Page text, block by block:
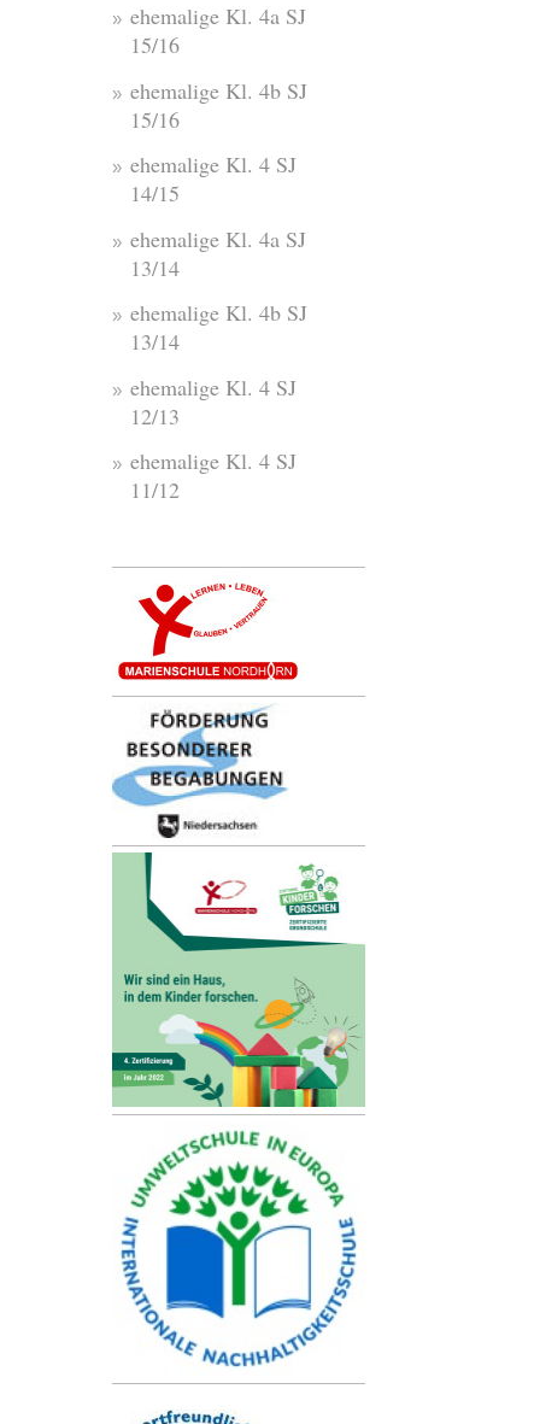
ehemalige Kl. 4a SJ
15/16
ehemalige Kl. 4b SJ
15/16
ehemalige Kl. 4 SJ
14/15
ehemalige Kl. 4a SJ
13/14
ehemalige Kl. 4b SJ
13/14
ehemalige Kl. 4 SJ
12/13
ehemalige Kl. 4 SJ
11/12